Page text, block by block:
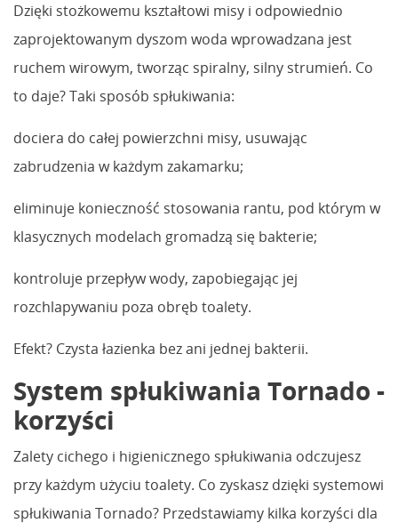
Dzięki stożkowemu kształtowi misy i odpowiednio
zaprojektowanym dyszom woda wprowadzana jest
ruchem wirowym, tworząc spiralny, silny strumień. Co
to daje? Taki sposób spłukiwania:
dociera do całej powierzchni misy, usuwając
zabrudzenia w każdym zakamarku;
eliminuje konieczność stosowania rantu, pod którym w
klasycznych modelach gromadzą się bakterie;
kontroluje przepływ wody, zapobiegając jej
rozchlapywaniu poza obręb toalety.
Efekt? Czysta łazienka bez ani jednej bakterii.
System spłukiwania Tornado -
korzyści
Zalety cichego i higienicznego spłukiwania odczujesz
przy każdym użyciu toalety. Co zyskasz dzięki systemowi
spłukiwania Tornado? Przedstawiamy kilka korzyści dla